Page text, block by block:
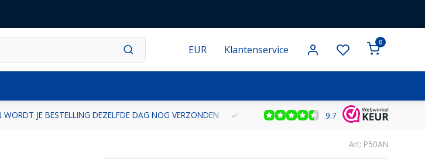
EUR Klantenservice
0
JE BESTELLING DEZELFDE DAG NOG VERZONDEN GRATIS VERZENDING VANAF € 100 BINNEN
9.7
Art: P50AN